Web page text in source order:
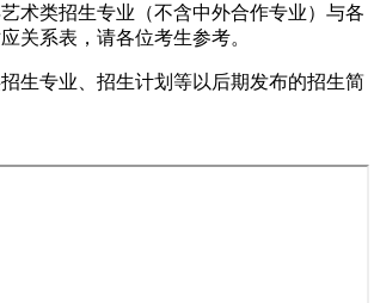
术类招生专业（不含中外合作专业）与各
关系表，请各位考生参考。
生专业、招生计划等以后期发布的招生简